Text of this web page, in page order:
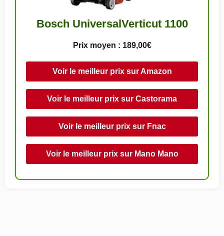
Bosch UniversalVerticut 1100
Prix moyen : 189,00€
Voir le meilleur prix sur Amazon
Voir le meilleur prix sur Castorama
Voir le meilleur prix sur Fnac
Voir le meilleur prix sur Mano Mano